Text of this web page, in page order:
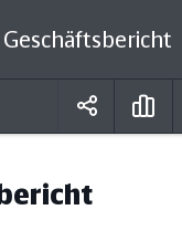
Geschäftsbericht